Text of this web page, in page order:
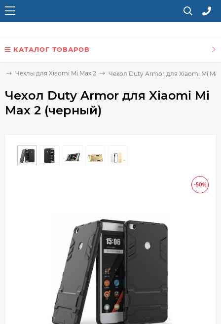
КАТАЛОГ ТОВАРОВ
Чехлы для Xiaomi Mi Max 2 Чехол Duty Armor для Xiaomi Mi
Чехол Duty Armor для Xiaomi Mi
Max 2 (черный)
-50%